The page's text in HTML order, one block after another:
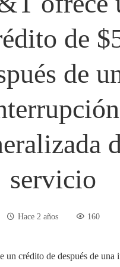
de
de
servicio
Hace 2 años 160